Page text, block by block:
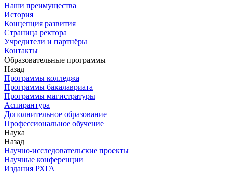
Наши преимущества
История
Концепция развития
Страница ректора
Учредители и партнёры
Контакты
Образовательные программы
Назад
Программы колледжа
Программы бакалавриата
Программы магистратуры
Аспирантура
Дополнительное образование
Профессиональное обучение
Наука
Назад
Научно-исследовательские проекты
Научные конференции
Издания РХГА